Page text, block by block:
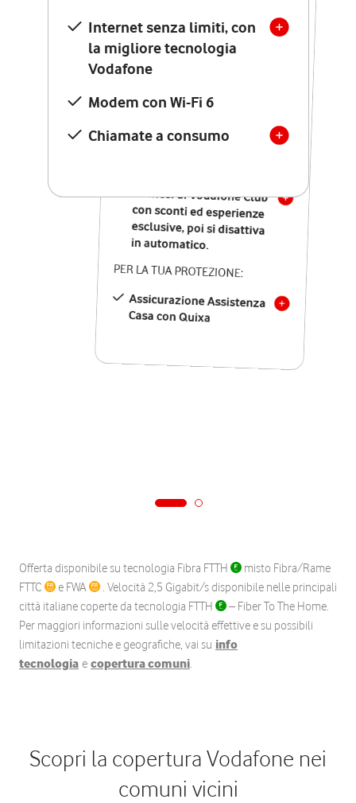
Internet senza limiti, con
la migliore tecnologia
Vodafone
Modem con Wi-Fi 6
Chiamate a consumo
Internet senza limiti, con
la migliore tecnologia
Vodafone
Modem Seven con Wi-Fi 7
Chiamate illimitate verso
numeri fissi e mobili
nazionali
12 mesi di Vodafone Club
con sconti ed esperienze
esclusive, poi si disattiva
in automatico.
PER LA TUA PROTEZIONE:
Assicurazione Assistenza
Casa con Quixa
Offerta disponibile su tecnologia Fibra FTTH
misto Fibra/Rame
FTTC
e FWA
. Velocità 2,5 Gigabit/s disponibile nelle principali
città italiane coperte da tecnologia FTTH
– Fiber To The Home.
Per maggiori informazioni sulle velocità effettive e su possibili
limitazioni tecniche e geografiche, vai su info
tecnologia e copertura comuni.
Scopri la copertura Vodafone nei
comuni vicini